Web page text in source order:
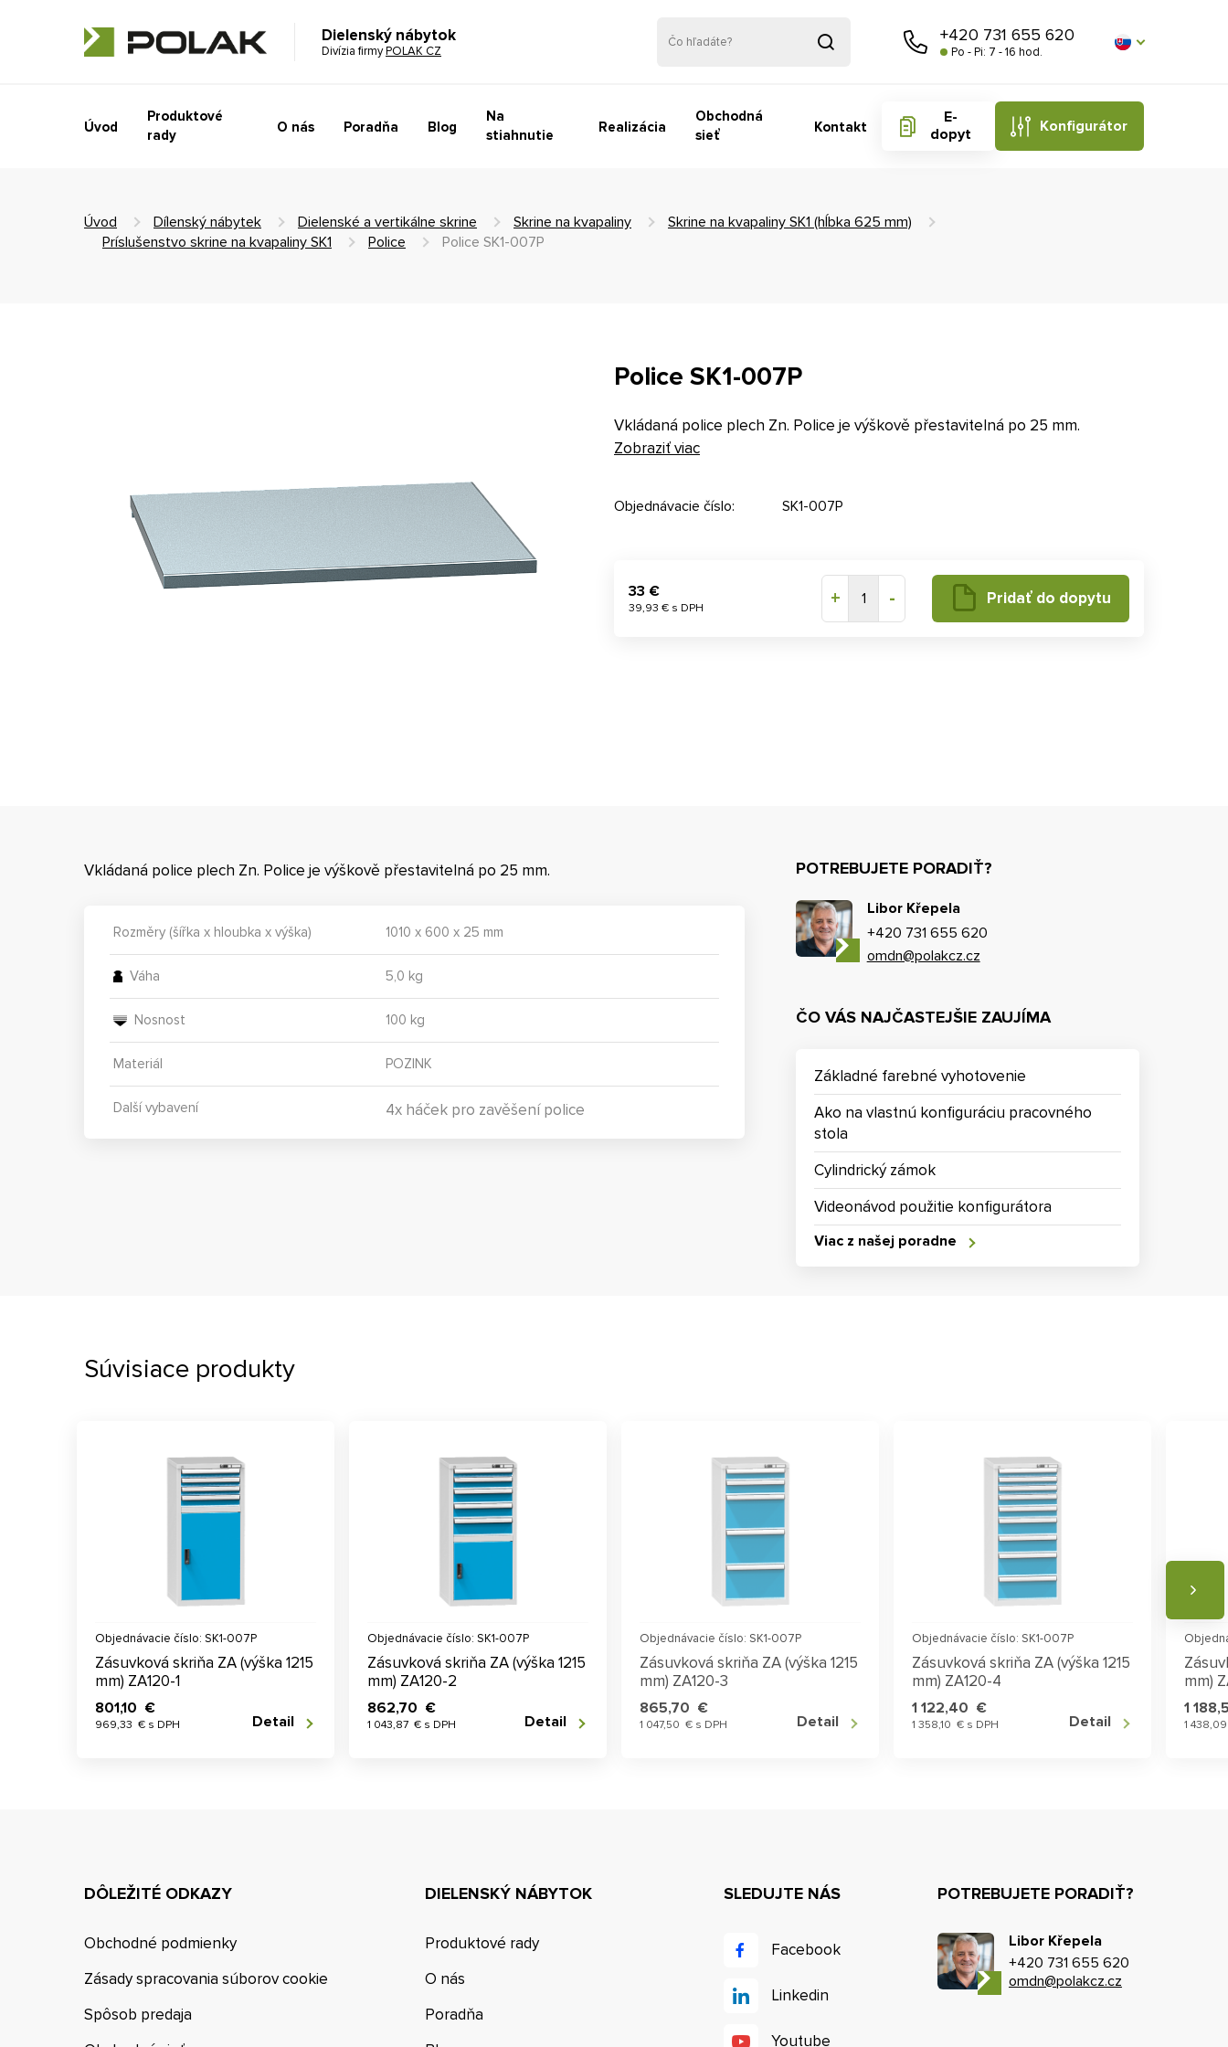
Dielenský nábytok
Divízia firmyPOLAK CZ
+420 731 655 620
Po - Pi: 7 - 16 hod.
Úvod
Produktové
rady
O nás Poradňa Blog
Na
stiahnutie
Realizácia
Obchodná
sieť
Kontakt
E-
dopyt
Konfigurátor
Úvod Dílenský nábytek Dielenské a vertikálne skrine Skrine na kvapaliny
Skrine na kvapaliny SK1 (hĺbka 625 mm)
Príslušenstvo skrine na kvapaliny SK1
Police Police SK1-007P
Police SK1-007P
Vkládaná police plech Zn. Police je výškově přestavitelná po 25 mm.
Zobraziť viac
Objednávacie číslo: SK1-007P
33 €
39,93 € s DPH + 1 - Pridať do dopytu
Vkládaná police plech Zn. Police je výškově přestavitelná po 25 mm.
Rozměry (šířka x hloubka x výška) 1010 x 600 x 25 mm
Váha 5,0 kg
Nosnost 100 kg
Materiál POZINK
Další vybavení 4x háček pro zavěšení police
POTREBUJETE PORADIŤ?
Libor Křepela
+420 731 655 620
omdn@polakcz.cz
ČO VÁS NAJČASTEJŠIE ZAUJÍMA
Základné farebné vyhotovenie
Ako na vlastnú konfiguráciu pracovného
stola
Cylindrický zámok
Videonávod použitie konfigurátora
Viac z našej poradne
Súvisiace produkty
Objednávacie číslo: SK1-007P
Zásuvková skriňa ZA (výška 1215
mm) ZA120-1
801,10 €
969,33 € s DPH Detail
Objednávacie číslo: SK1-007P
Zásuvková skriňa ZA (výška 1215
mm) ZA120-2
862,70 €
1 043,87 € s DPH Detail
Objednávacie číslo: SK1-007P
Zásuvková skriňa ZA (výška 1215
mm) ZA120-3
865,70 €
1 047,50 € s DPH Detail
Objednávacie číslo: SK1-007P
Zásuvková skriňa ZA (výška 1215
mm) ZA120-4
1 122,40 €
1 358,10 € s DPH Detail
mm)
1
1
DÔLEŽITÉ ODKAZY
Obchodné podmienky
Zásady spracovania súborov cookie
Spôsob predaja
DIELENSKÝ NÁBYTOK
Produktové rady
O nás
Poradňa
SLEDUJTE NÁS
Facebook
Linkedin
Youtube
POTREBUJETE PORADIŤ?
Libor Křepela
+420 731 655 620
omdn@polakcz.cz